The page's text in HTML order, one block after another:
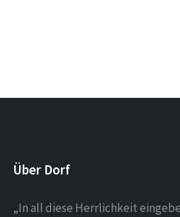
Über Dorf
„In all diese Herrlichkeit